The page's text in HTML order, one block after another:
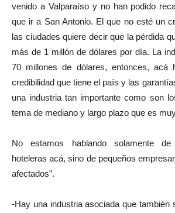
venido a Valparaíso y no han podido
que ir a San Antonio. El que no esté un
las ciudades quiere decir que la pérdida
más de 1 millón de dólares por día. La
70 millones de dólares, entonces,
credibilidad que tiene el país y las
una industria tan importante como son
tema de mediano y largo plazo que es
No estamos hablando solamente de
hoteleras acá, sino de pequeños
afectados”.
-Hay una industria asociada que también